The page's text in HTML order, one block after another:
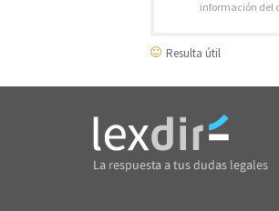
información del
Resulta útil